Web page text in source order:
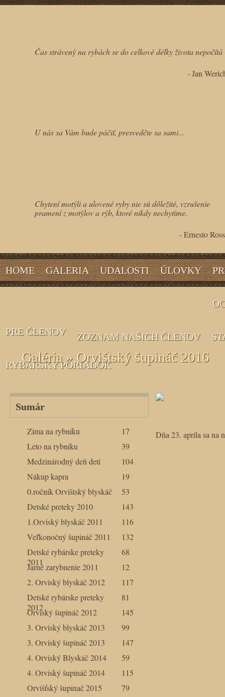
Čas strávený na rybách se do celkové délky života nepočítá
- Jan
U nás sa Vám bude páčiť, presvedčte sa sami...
Chytení motýli a ulovené ryby nie sú dôležité, vzrušenie
pramení z motýlov a rýb, ktoré nikdy nechytíme.
- Ernesto
HOME GALERIA UDALOSTI ÚLOVKY
PRE ČLENOV ZOZNAM NAŠICH ČLENOV
RYBÁRSKY PORIADOK
Galéria » Orvištský šupináč 2016
Sumár
Zima na rybníku
17
Leto na rybníku
39
Medzinárodný deň detí
104
Nákup kapra
19
0.ročník Orvištský blyskáč
53
Detské preteky 2010
143
1.Orviský blyskáč 2011
116
Veľkonočný šupináč 2011
132
Detské rybárske preteky
2011
68
Jarné zarybnenie 2011
12
2. Orviský blyskáč 2012
117
Detské rybárske preteky
2012
81
Orviský šupináč 2012
145
3. Orviský blyskáč 2013
99
3. Orviský šupináč 2013
147
4. Orviský Blyskáč 2014
59
4. Orviský šupináč 2014
115
Orvišťský šupinač 2015
79
Dňa 23. apríla sa na